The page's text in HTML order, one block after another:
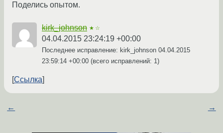
Поделись опытом.
kirk_johnson ★☆
04.04.2015 23:24:19 +00:00
Последнее исправление: kirk_johnson 04.04.2015
23:59:14 +00:00 (всего исправлений: 1)
Ссылка
← →